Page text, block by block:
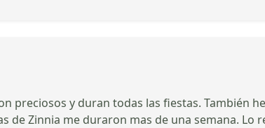
preciosos y duran todas las fiestas. También
de Zinnia me duraron mas de una semana. Lo